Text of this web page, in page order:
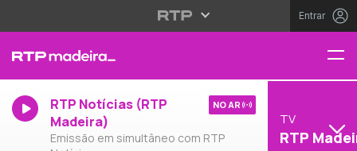
Entrar
RTP Notícias (RTP
Madeira)
Emissão em simultâneo com RTP
NO AR
TV
RTP